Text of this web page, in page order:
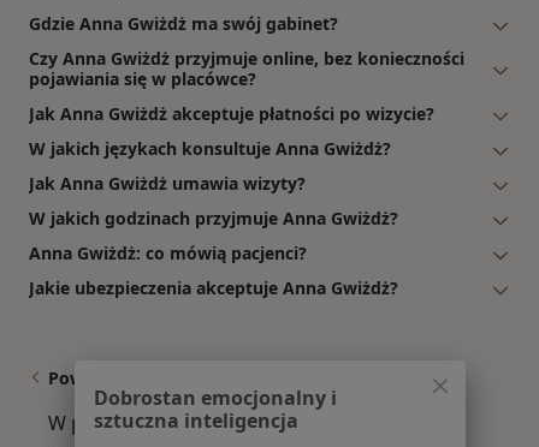
Gdzie Anna Gwiżdż ma swój gabinet?
Czy Anna Gwiżdż przyjmuje online, bez konieczności
pojawiania się w placówce?
Jak Anna Gwiżdż akceptuje płatności po wizycie?
W jakich językach konsultuje Anna Gwiżdż?
Jak Anna Gwiżdż umawia wizyty?
W jakich godzinach przyjmuje Anna Gwiżdż?
Anna Gwiżdż: co mówią pacjenci?
Jakie ubezpieczenia akceptuje Anna Gwiżdż?
Powiązane wyszukiwania
W pobliżu Katowic
Dobrostan emocjonalny i
sztuczna inteligencja